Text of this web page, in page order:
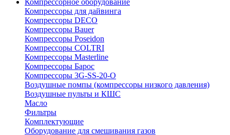
Компрессорное оборудование
Компрессоры для дайвинга
Компрессоры DECO
Компрессоры Bauer
Компрессоры Poseidon
Компрессоры COLTRI
Компрессоры Masterline
Компрессоры Барос
Компрессоры 3G-SS-20-O
Воздушные помпы (компрессоры низкого давления)
Воздушные пульты и КШС
Масло
Фильтры
Комплектующие
Оборудование для смешивания газов